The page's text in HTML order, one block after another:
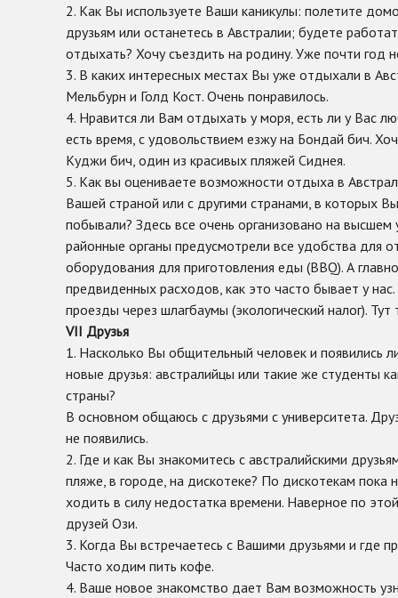
2. Как Вы используете Ваши каникулы: полетите
друзьям или останетесь в Австралии; будете
отдыхать? Хочу съездить на родину. Уже почти год
3. В каких интересных местах Вы уже отдыхали в
Мельбурн и Голд Кост. Очень понравилось.
4. Нравится ли Вам отдыхать у моря, есть ли у Вас
есть время, с удовольствием езжу на Бондай бич.
Куджи бич, один из красивых пляжей Сиднея.
5. Как вы оцениваете возможности отдыха в
Вашей страной или с другими странами, в которых
побывали? Здесь все очень организовано на
районные органы предусмотрели все удобства для
оборудования для приготовления еды (BBQ). А
предвиденных расходов, как это часто бывает у
проезды через шлагбаумы (экологический налог). Тут
VII Друзья
1. Насколько Вы общительный человек и появились
новые друзья: австралийцы или такие же студенты
страны?
В основном общаюсь с друзьями с университета.
не появились.
2. Где и как Вы знакомитесь с австралийскими
пляже, в городе, на дискотеке? По дискотекам пока
ходить в силу недостатка времени. Наверное по
друзей Ози.
3. Когда Вы встречаетесь с Вашими друзьями и где
Часто ходим пить кофе.
4. Ваше новое знакомство дает Вам возможность